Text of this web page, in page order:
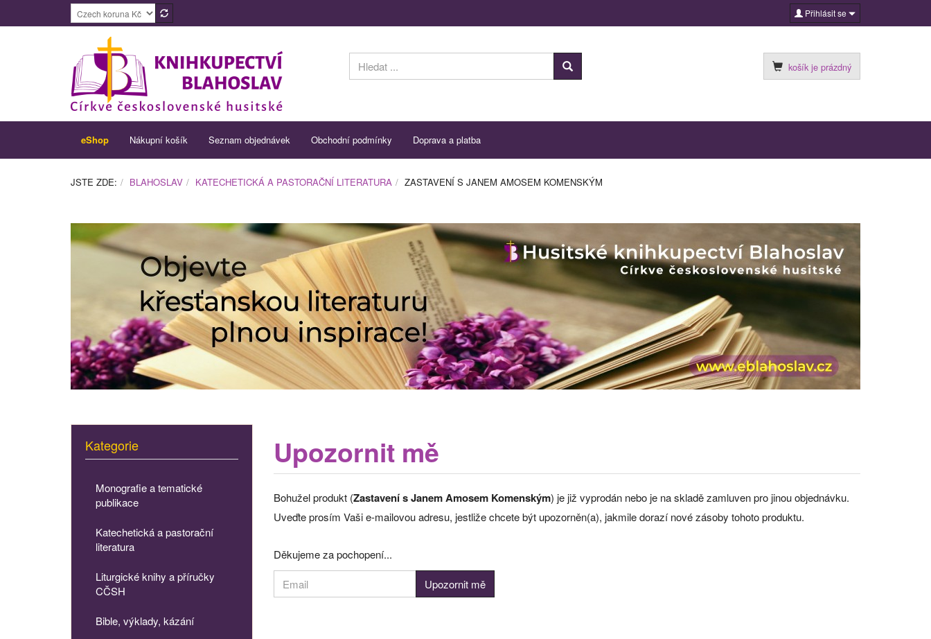
Přihlásit se
košík je prázdný
eShop Nákupní košík Seznam objednávek Obchodní podmínky Doprava a platba
JSTE ZDE: BLAHOSLAV KATECHETICKÁ A PASTORAČNÍ LITERATURA ZASTAVENÍ S JANEM AMOSEM KOMENSKÝM
Upozornit mě
Bohužel produkt (Zastavení s Janem Amosem Komenským) je již vyprodán nebo je na skladě zamluven pro jinou objednávku.
Uveďte prosím Vaši e-mailovou adresu, jestliže chcete být upozorněn(a), jakmile dorazí nové zásoby tohoto produktu.
Děkujeme za pochopení...
Kategorie
Monografie a tematické
publikace
Katechetická a pastorační
literatura
Liturgické knihy a příručky
CČSH
Bible, výklady, kázání